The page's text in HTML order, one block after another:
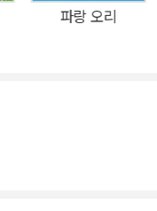
어쩐지 조금 미안하
고, 다시 살갑게 서로
각자의 가족을 꾸리며
언제나 마음속에 있었
파랑 오리